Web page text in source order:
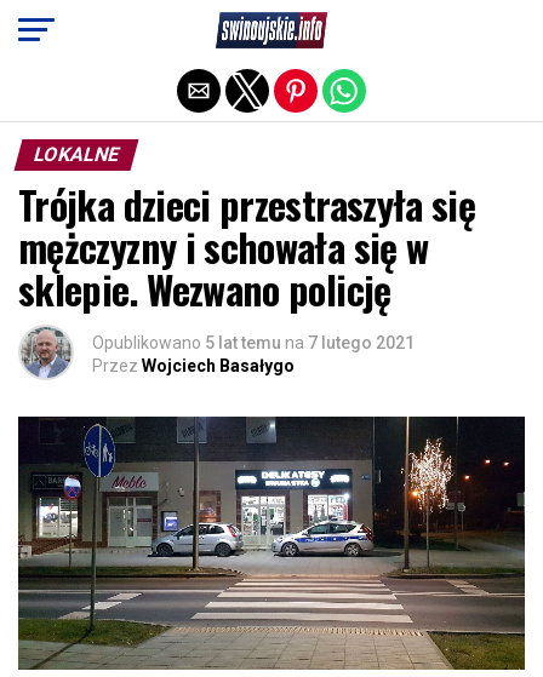
LOKALNE
Trójka dzieci przestraszyła się
mężczyzny i schowała się w
sklepie. Wezwano policję
Opublikowano 5 lat temu na 7 lutego 2021
Przez Wojciech Basałygo
Exit mobile version